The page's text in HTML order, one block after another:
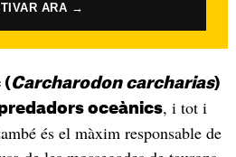
ARA →
(Carcharodon carcharias)
oceànics, i tot i
és el màxim responsable de